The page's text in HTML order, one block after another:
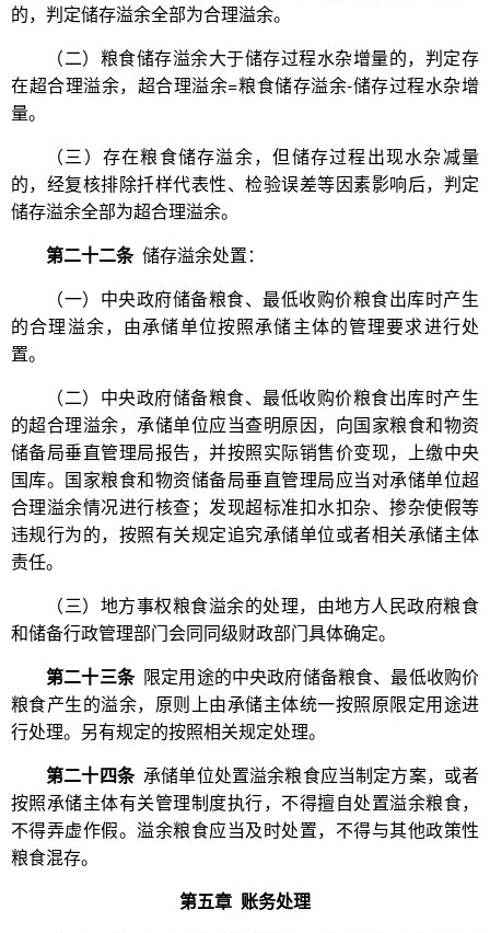
的，判定储存溢余全部为合理溢余。
（二）粮食储存溢余大于储存过程水杂增量的，判定存
在超合理溢余，超合理溢余=粮食储存溢余-储存过程水杂增
量。
（三）存在粮食储存溢余，但储存过程出现水杂减量
的，经复核排除扦样代表性、检验误差等因素影响后，判定
储存溢余全部为超合理溢余。
第二十二条储存溢余处置：
（一）中央政府储备粮食、最低收购价粮食出库时产生
的合理溢余，由承储单位按照承储主体的管理要求进行处
置。
（二）中央政府储备粮食、最低收购价粮食出库时产生
的超合理溢余，承储单位应当查明原因，向国家粮食和物资
储备局垂直管理局报告，并按照实际销售价变现，上缴中央
国库。国家粮食和物资储备局垂直管理局应当对承储单位超
合理溢余情况进行核查；发现超标准扣水扣杂、掺杂使假等
违规行为的，按照有关规定追究承储单位或者相关承储主体
责任。
（三）地方事权粮食溢余的处理，由地方人民政府粮食
和储备行政管理部门会同同级财政部门具体确定。
第二十三条限定用途的中央政府储备粮食、最低收购价
粮食产生的溢余，原则上由承储主体统一按照原限定用途进
行处理。另有规定的按照相关规定处理。
第二十四条承储单位处置溢余粮食应当制定方案，或者
按照承储主体有关管理制度执行，不得擅自处置溢余粮食，
不得弄虚作假。溢余粮食应当及时处置，不得与其他政策性
粮食混存。
第五章 账务处理